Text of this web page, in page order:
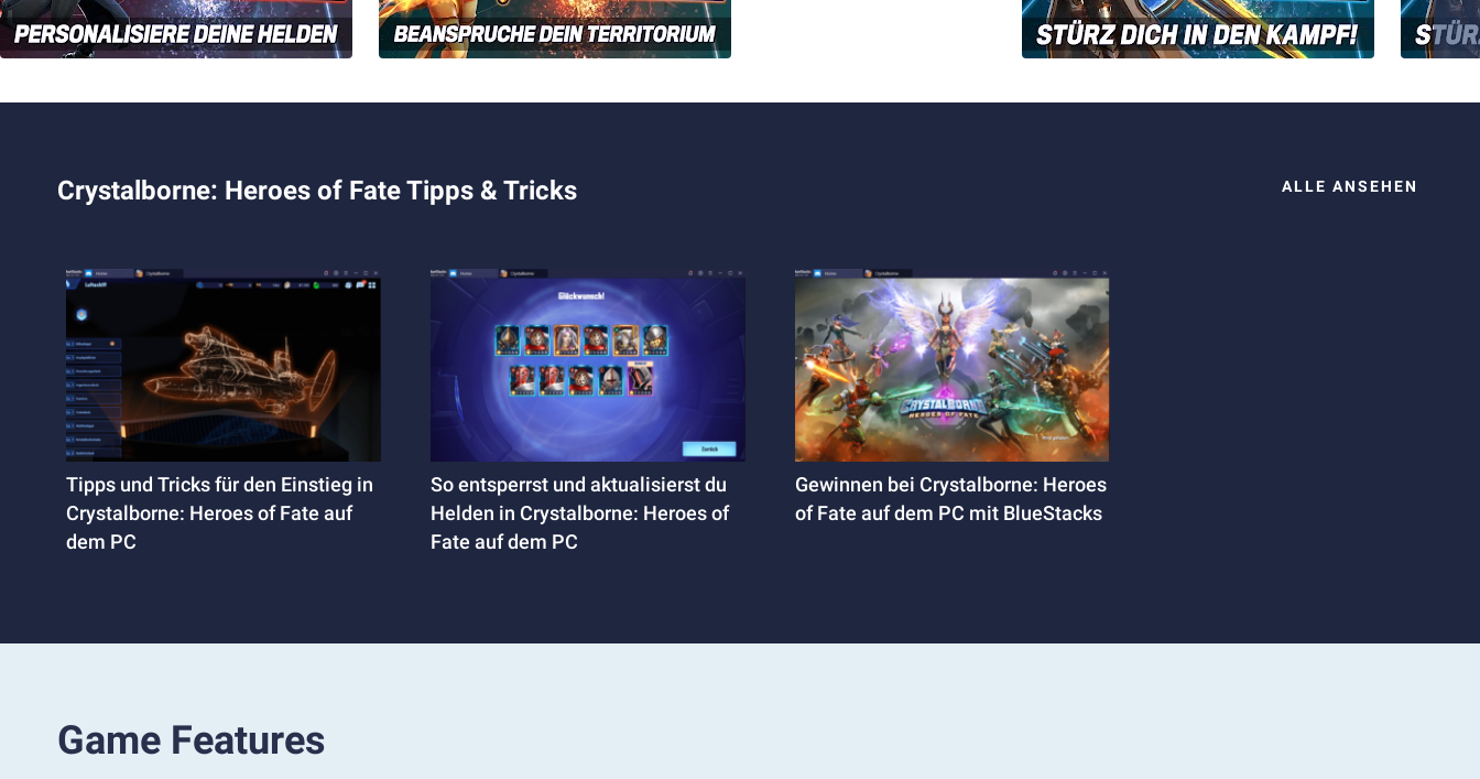
Crystalborne: Heroes of Fate Tipps & Tricks ALLE ANSEHEN
Tipps und Tricks für den Einstieg in
Crystalborne: Heroes of Fate auf
dem PC
So entsperrst und aktualisierst du
Helden in Crystalborne: Heroes of
Fate auf dem PC
Gewinnen bei Crystalborne: Heroes
of Fate auf dem PC mit BlueStacks
Game Features